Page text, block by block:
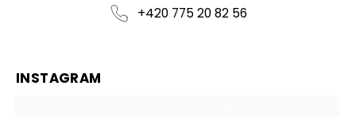
+420 775 20 82 56
INSTAGRAM